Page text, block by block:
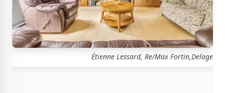
Étienne Lessard, Re/Max Fortin,Delage